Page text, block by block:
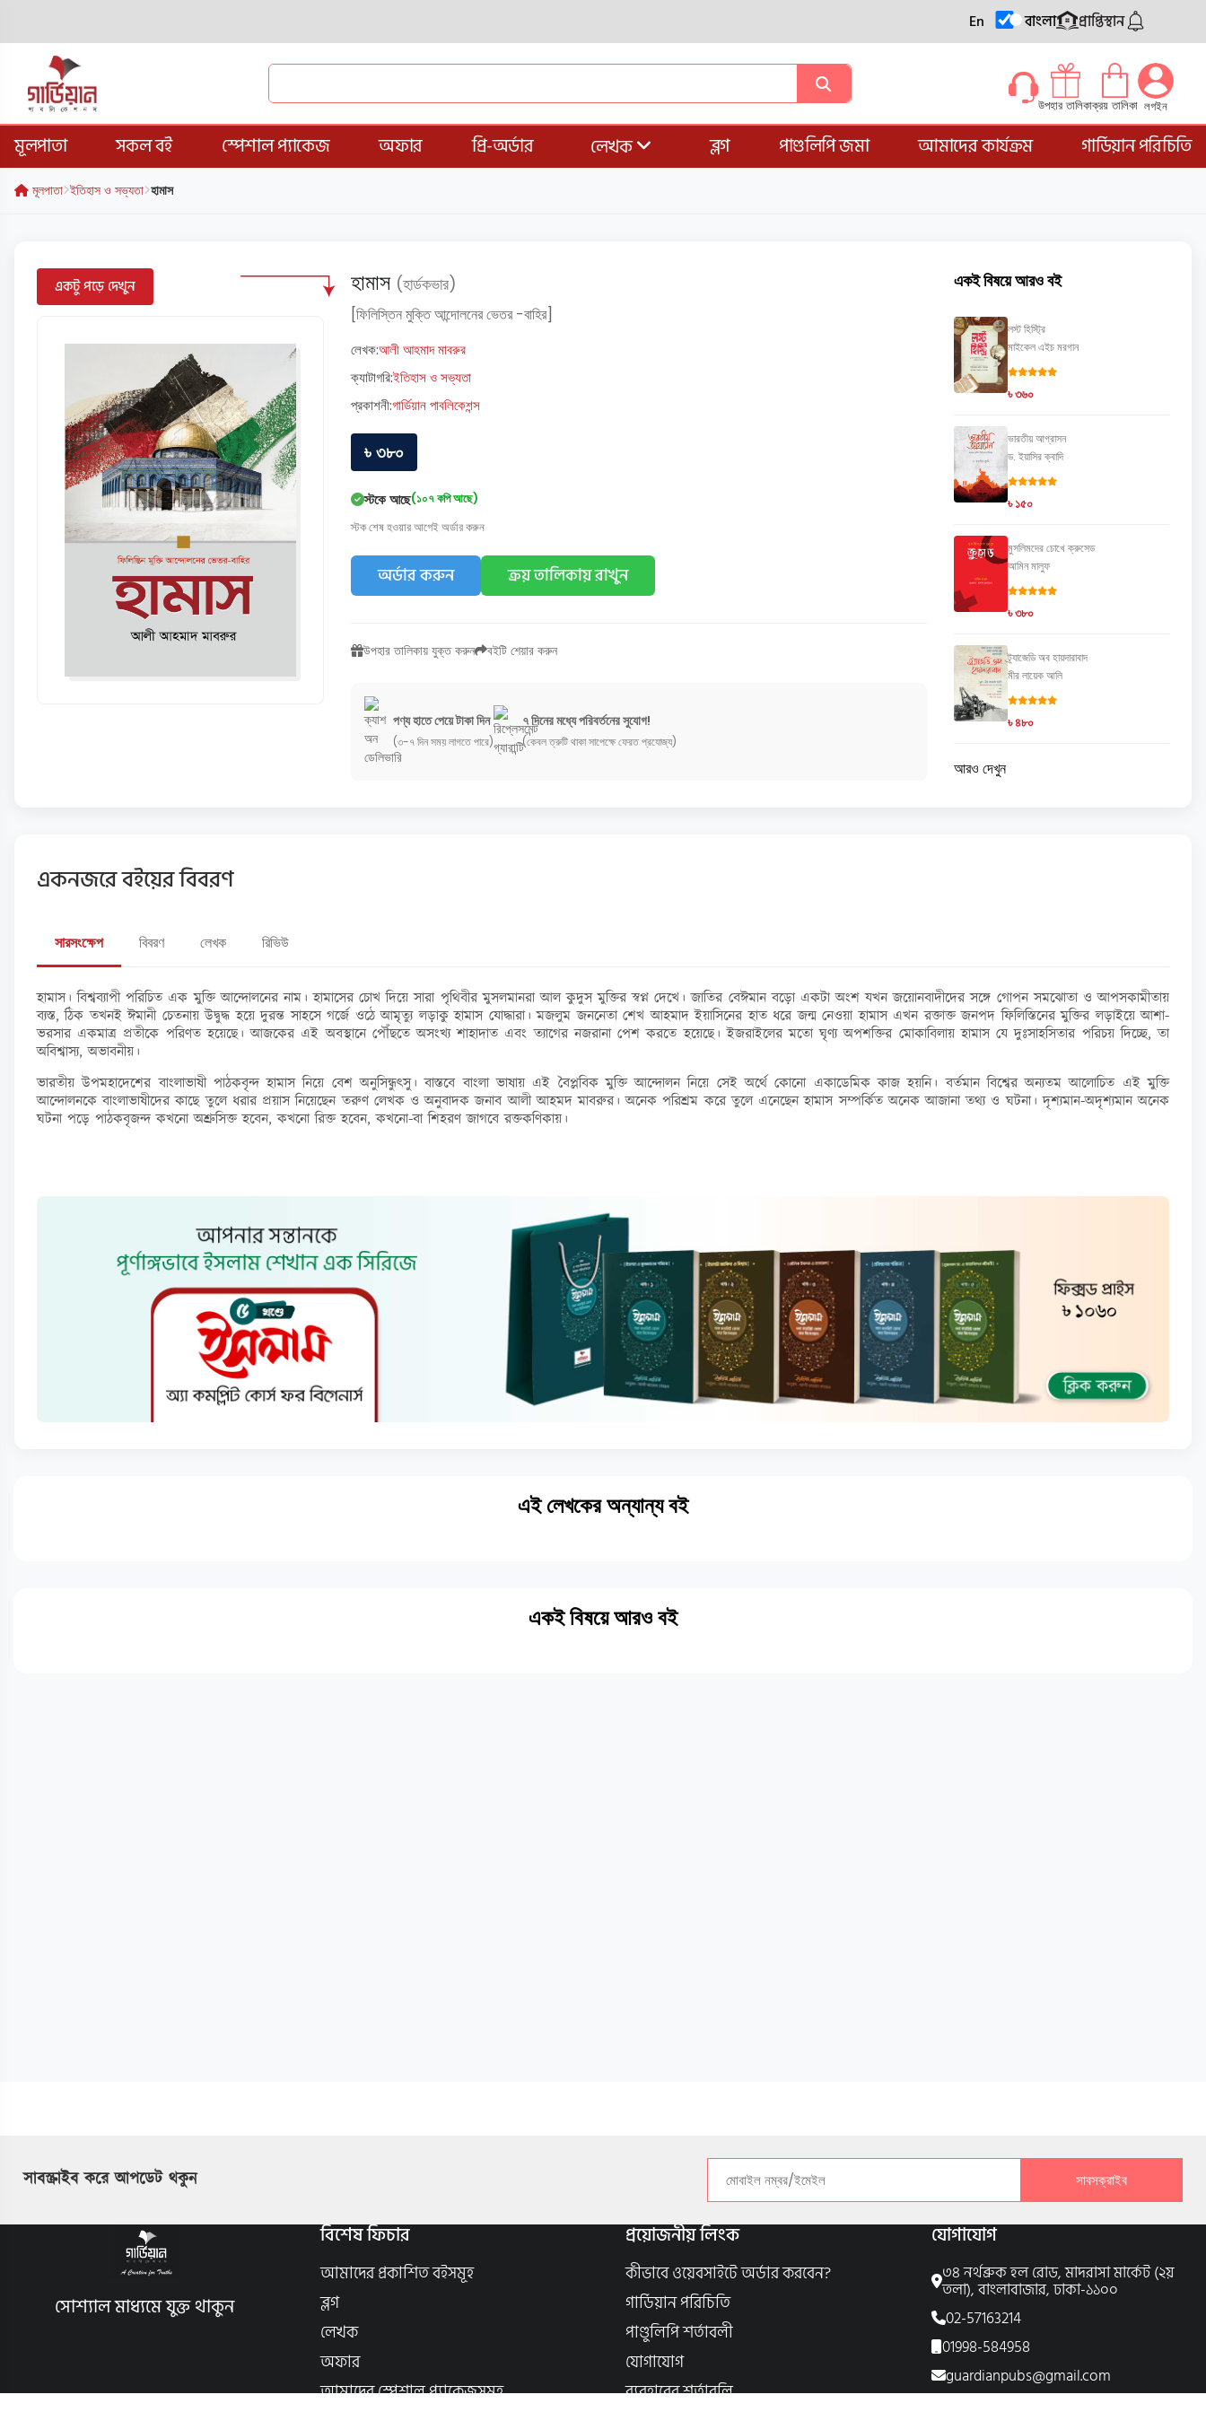
En বাংলা প্রাপ্তিস্থান
উপহার তালিকাক্রয় তালিকা লগইন
মূলপাতা সকল বই স্পেশাল প্যাকেজ অফার প্রি-অর্ডার লেখক ব্লগ পাণ্ডলিপি জমা আমাদের কার্যক্রম গার্ডিয়ান পরিচিতি
মূলপাতা ইতিহাস ও সভ্যতা হামাস
একটু পড়ে দেখুন হামাস (হার্ডকভার)
[ফিলিস্তিন মুক্তি আন্দোলনের ভেতর -বাহির]
লেখক:আলী আহমাদ মাবরুর
ক্যাটাগরি:ইতিহাস ও সভ্যতা
প্রকাশনী:গার্ডিয়ান পাবলিকেশন্স
৳ ৩৮০
স্টকে আছে(১০৭ কপি আছে)
স্টক শেষ হওয়ার আগেই অর্ডার করুন
অর্ডার করুন ক্রয় তালিকায় রাখুন
উপহার তালিকায় যুক্ত করুন বইটি শেয়ার করুন
পণ্য হাতে পেয়ে টাকা দিন
(৩-৭ দিন সময় লাগতে পারে)
৭ দিনের মধ্যে পরিবর্তনের সুযোগ!
(কেবল ত্রুটি থাকা সাপেক্ষে ফেরত প্রযোজ্য)
একই বিষয়ে আরও বই
লস্ট হিস্ট্রি
মাইকেল এইচ মরগান
৳ ৩৬০
ভারতীয় আগ্রাসন
ড. ইয়াসির ক্বাদি
৳ ১৫০
মুসলিমদের চোখে ক্রুসেড
আমিন মালুফ
৳ ৩৮০
ট্র্যাজেডি অব হায়দারাবাদ
মীর লায়েক আলি
৳ ৪৮০
আরও দেখুন
একনজরে বইয়ের বিবরণ
সারসংক্ষেপ বিবরণ লেখক রিভিউ
হামাস। বিশ্বব্যাপী পরিচিত এক মুক্তি আন্দোলনের নাম। হামাসের চোখ দিয়ে সারা পৃথিবীর মুসলমানরা আল কুদুস মুক্তির স্বপ্ন দেখে। জাতির বেঈমান বড়ো একটা অংশ যখন জয়োনবাদীদের সঙ্গে গোপন সমঝোতা ও আপসকামীতায়
ব্যস্ত, ঠিক তখনই ঈমানী চেতনায় উদ্বুদ্ধ হয়ে দুরন্ত সাহসে গর্জে ওঠে আমৃত্যু লড়াকু হামাস যোদ্ধারা। মজলুম জননেতা শেখ আহমাদ ইয়াসিনের হাত ধরে জন্ম নেওয়া হামাস এখন রক্তাক্ত জনপদ ফিলিস্তিনের মুক্তির লড়াইয়ে আশা-
ভরসার একমাত্র প্রতীকে পরিণত হয়েছে। আজকের এই অবস্থানে পৌঁছতে অসংখ্য শাহাদাত এবং ত্যাগের নজরানা পেশ করতে হয়েছে। ইজরাইলের মতো ঘৃণ্য অপশক্তির মোকাবিলায় হামাস যে দুঃসাহসিতার পরিচয় দিচ্ছে, তা
অবিশ্বাস্য, অভাবনীয়।
ভারতীয় উপমহাদেশের বাংলাভাষী পাঠকবৃন্দ হামাস নিয়ে বেশ অনুসিন্ধুৎসু। বাস্তবে বাংলা ভাষায় এই বৈপ্লবিক মুক্তি আন্দোলন নিয়ে সেই অর্থে কোনো একাডেমিক কাজ হয়নি। বর্তমান বিশ্বের অন্যতম আলোচিত এই মুক্তি
আন্দোলনকে বাংলাভাষীদের কাছে তুলে ধরার প্রয়াস নিয়েছেন তরুণ লেখক ও অনুবাদক জনাব আলী আহমদ মাবরুর। অনেক পরিশ্রম করে তুলে এনেছেন হামাস সম্পর্কিত অনেক আজানা তথ্য ও ঘটনা। দৃশ্যমান-অদৃশ্যমান অনেক
ঘটনা পড়ে পাঠকবৃজন্দ কখনো অশ্রুসিক্ত হবেন, কখনো রিক্ত হবেন, কখনো-বা শিহরণ জাগবে রক্তকণিকায়।
এই লেখকের অন্যান্য বই
একই বিষয়ে আরও বই
সাবস্ক্রাইব করে আপডেট থকুন সাবসক্রাইব
সোশ্যাল মাধ্যমে যুক্ত থাকুন
বিশেষ ফিচার
আমাদের প্রকাশিত বইসমূহ
ব্লগ
লেখক
অফার
আমাদের স্পেশাল প্যাকেজসমূহ
প্রয়োজনীয় লিংক
কীভাবে ওয়েবসাইটে অর্ডার করবেন?
গার্ডিয়ান পরিচিতি
পাণ্ডুলিপি শর্তাবলী
যোগাযোগ
ব্যবহারের শর্তাবলি
যোগাযোগ
৩৪ নর্থব্রুক হল রোড, মাদরাসা মার্কেট (২য়
তলা), বাংলাবাজার, ঢাকা-১১০০
02-57163214
01998-584958
guardianpubs@gmail.com